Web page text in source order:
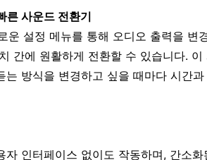
른 사운드 전환기
설정 메뉴를 통해 오디오 출력을 변
간에 원활하게 전환할 수 있습니다.
는 방식을 변경하고 싶을 때마다 시간
자 인터페이스 없이도 작동하며, 간소